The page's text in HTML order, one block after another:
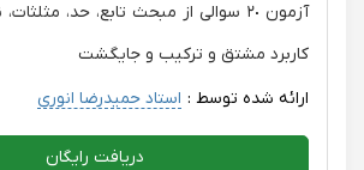
آزمون ٢٠ سوالی از مبحث تابع، حد،
کاربرد مشتق و ترکیب و جایگشت
ارائه شده توسط : استاد حمیدرضا انوری
دریافت رایگان